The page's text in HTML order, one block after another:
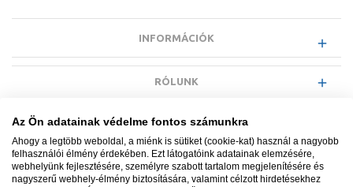
INFORMÁCIÓK
RÓLUNK
EGYÉB INFORMÁCIÓK
VÁSÁRLÓI INFORMÁCIÓK
Az Ön adatainak védelme fontos számunkra
Ahogy a legtöbb weboldal, a miénk is sütiket (cookie-kat) használ a nagyobb
felhasználói élmény érdekében. Ezt látogatóink adatainak elemzésére,
webhelyünk fejlesztésére, személyre szabott tartalom megjelenítésére és
nagyszerű webhely-élmény biztosítására, valamint célzott hirdetésekhez